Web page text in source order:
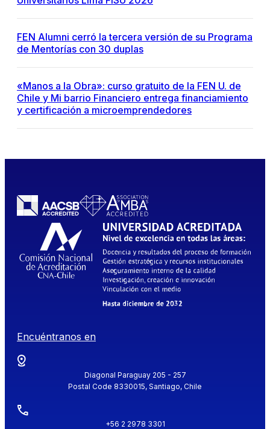
FEN Alumni cerró la tercera versión de su Programa
de Mentorías con 30 duplas
«Manos a la Obra»: curso gratuito de la FEN U. de
Chile y Mi barrio Financiero entrega financiamiento
y certificación a microemprendedores
Encuéntranos en
Diagonal Paraguay 205 - 257
Postal Code 8330015, Santiago, Chile
+56 2 2978 3301